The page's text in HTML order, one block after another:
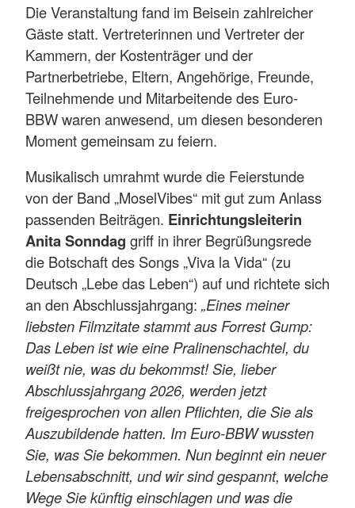
Die Veranstaltung fand im Beisein zahlreicher
Gäste statt. Vertreterinnen und Vertreter der
Kammern, der Kostenträger und der
Partnerbetriebe, Eltern, Angehörige, Freunde,
Teilnehmende und Mitarbeitende des Euro-
BBW waren anwesend, um diesen besonderen
Moment gemeinsam zu feiern.
Musikalisch umrahmt wurde die Feierstunde
von der Band „MoselVibes“ mit gut zum Anlass
passenden Beiträgen. Einrichtungsleiterin
Anita Sonndag griff in ihrer Begrüßungsrede
die Botschaft des Songs „Viva la Vida“ (zu
Deutsch „Lebe das Leben“) auf und richtete sich
an den Abschlussjahrgang: „Eines meiner
liebsten Filmzitate stammt aus Forrest Gump:
Das Leben ist wie eine Pralinenschachtel, du
weißt nie, was du bekommst! Sie, lieber
Abschlussjahrgang 2026, werden jetzt
freigesprochen von allen Pflichten, die Sie als
Auszubildende hatten. Im Euro-BBW wussten
Sie, was Sie bekommen. Nun beginnt ein neuer
Lebensabschnitt, und wir sind gespannt, welche
Wege Sie künftig einschlagen und was die